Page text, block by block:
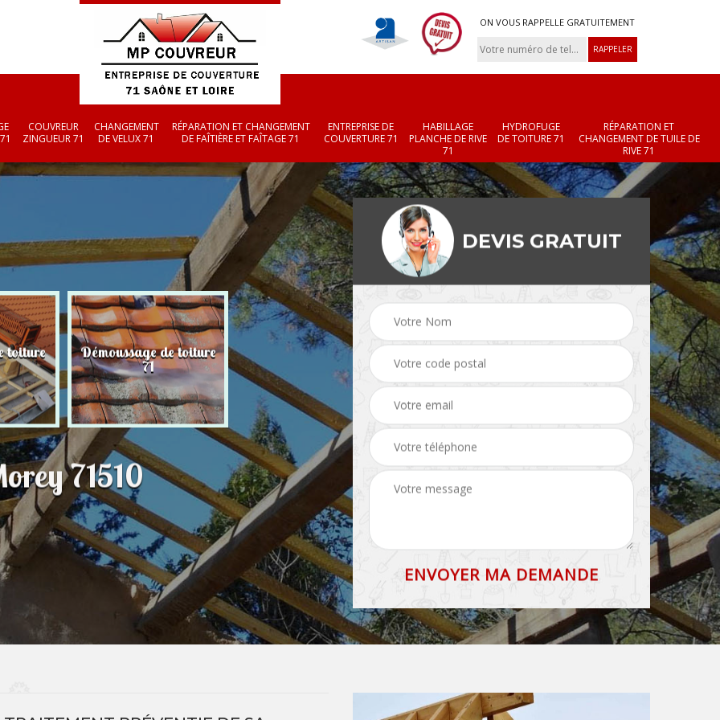
ON VOUS RAPPELLE GRATUITEMENT
COUVREUR
ZINGUEUR 71
CHANGEMENT
DE VELUX 71
RÉPARATION ET CHANGEMENT
DE FAÎTIÈRE ET FAÎTAGE 71
ENTREPRISE DE
COUVERTURE 71
HABILLAGE
PLANCHE DE RIVE
71
HYDROFUGE
DE TOITURE 71
RÉPARATION ET
CHANGEMENT DE TUILE DE
RIVE 71
toiture Démoussage de toiture
71 Couvreur zingueur 71 71
Réparation et
changement de
et faîtage 71
71510
DEVIS GRATUIT